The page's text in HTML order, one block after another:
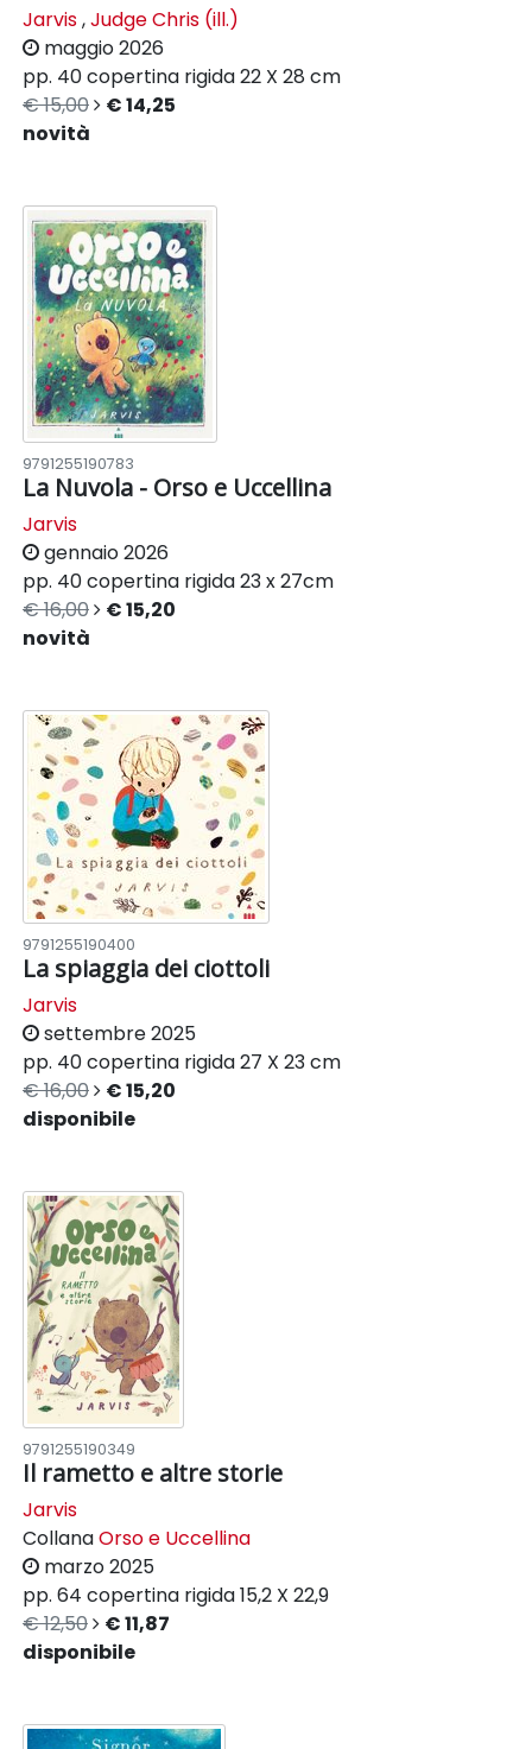
Jarvis,Judge Chris (ill.)
maggio 2026
pp. 40copertina rigida22 X 28 cm
€ 15,00
€ 14,25
novità
9791255190783
La Nuvola - Orso e Uccellina
Jarvis
gennaio 2026
pp. 40copertina rigida23 x 27cm
€ 16,00
€ 15,20
novità
9791255190400
La spiaggia dei ciottoli
Jarvis
settembre 2025
pp. 40copertina rigida27 X 23 cm
€ 16,00
€ 15,20
disponibile
9791255190349
Il rametto e altre storie
Jarvis
CollanaOrso e Uccellina
marzo 2025
pp. 64 copertina rigida15,2 X 22,9
€ 12,50
€ 11,87
disponibile